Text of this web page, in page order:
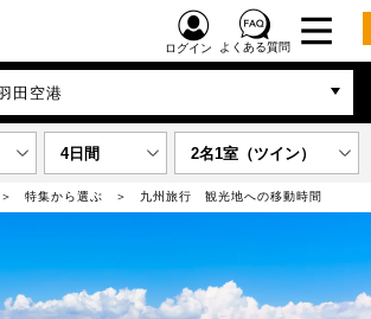
ログイン よくある質問
田空港
4日間 2名1室（ツイン）
特集から選ぶ 九州旅行 観光地への移動時間